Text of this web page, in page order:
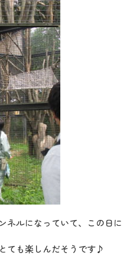
ネルになっていて、この日に
ても楽しんだそうです♪